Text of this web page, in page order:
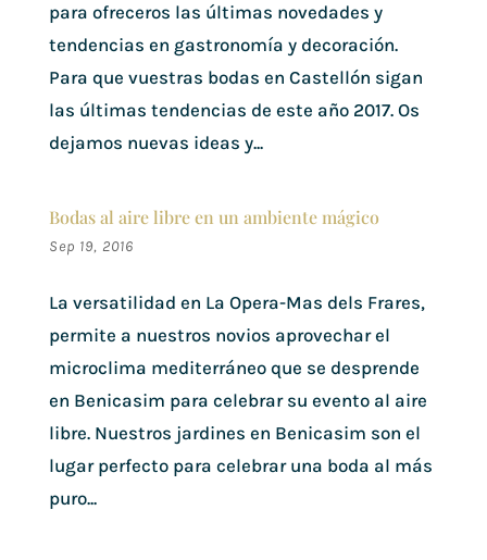
para ofreceros las últimas novedades y
tendencias en gastronomía y decoración.
Para que vuestras bodas en Castellón sigan
las últimas tendencias de este año 2017. Os
dejamos nuevas ideas y...
Bodas al aire libre en un ambiente mágico
Sep 19, 2016
La versatilidad en La Opera-Mas dels Frares,
permite a nuestros novios aprovechar el
microclima mediterráneo que se desprende
en Benicasim para celebrar su evento al aire
libre. Nuestros jardines en Benicasim son el
lugar perfecto para celebrar una boda al más
puro...